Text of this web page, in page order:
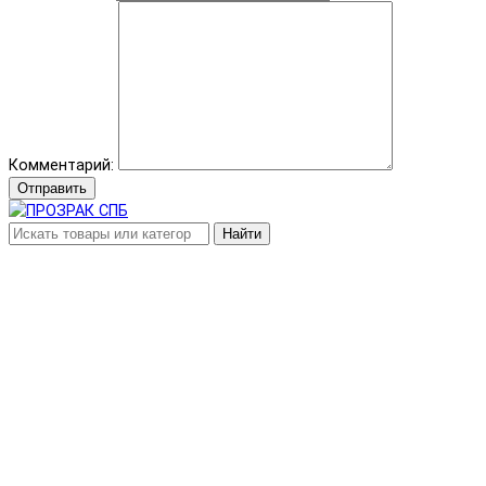
Комментарий:
Отправить
Найти